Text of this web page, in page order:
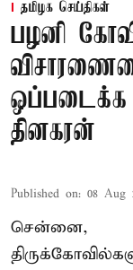
தமிழக செய்திகள்
பழனி
ஒப்படைக்க
தினகரன்
Published on: 08 Aug
சென்னை,